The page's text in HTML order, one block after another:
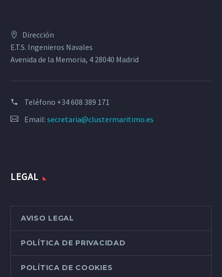
Dirección
E.T.S. Ingenieros Navales
Avenida de la Memoria, 4 28040 Madrid
Teléfono +34 608 389 171
Email: secretaria@clustermaritimo.es
LEGAL
AVISO LEGAL
POLÍTICA DE PRIVACIDAD
POLÍTICA DE COOKIES